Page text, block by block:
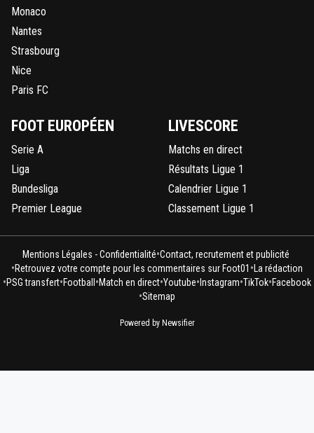
Monaco
Nantes
Strasbourg
Nice
Paris FC
FOOT EUROPÉEN
Serie A
Liga
Bundesliga
Premier League
LIVESCORE
Matchs en direct
Résultats Ligue 1
Calendrier Ligue 1
Classement Ligue 1
Mentions Légales - Confidentialité•Contact, recrutement et publicité
•Retrouvez votre compte pour les commentaires sur Foot01 •La rédaction
•PSG transfert•Football •Match en direct•Youtube• Instagram•TikTok•Facebook
•Sitemap
Powered by Newsifier